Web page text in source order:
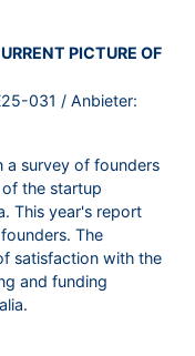
PICTURE OF
031 / Anbieter:
a survey of founders
the startup
This year's report
The
satisfaction with the
and funding